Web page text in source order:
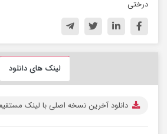
درختی
لینک های دانلود
دانلود آخرین نسخه اصلی با لینک مستقیم